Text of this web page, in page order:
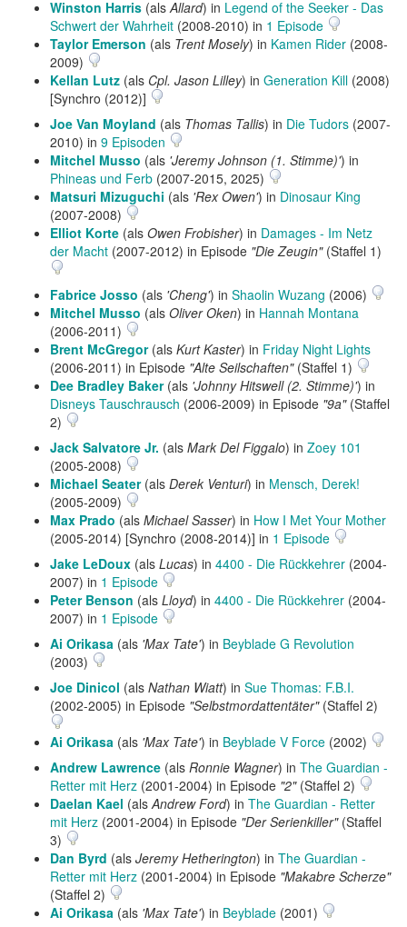
Winston Harris (als Allard) in Legend of the Seeker - Das
Schwert der Wahrheit (2008-2010) in 1 Episode
Taylor Emerson (als Trent Mosely) in Kamen Rider (2008-
2009)
Kellan Lutz (als Cpl. Jason Lilley) in Generation Kill (2008)
[Synchro (2012)]
Joe Van Moyland (als Thomas Tallis) in Die Tudors (2007-
2010) in 9 Episoden
Mitchel Musso (als 'Jeremy Johnson (1. Stimme)') in
Phineas und Ferb (2007-2015, 2025)
Matsuri Mizuguchi (als 'Rex Owen') in Dinosaur King
(2007-2008)
Elliot Korte (als Owen Frobisher) in Damages - Im Netz
der Macht (2007-2012) in Episode "Die Zeugin"(Staffel 1)
Fabrice Josso (als 'Cheng') in Shaolin Wuzang (2006)
Mitchel Musso (als Oliver Oken) in Hannah Montana
(2006-2011)
Brent McGregor(als Kurt Kaster) in Friday Night Lights
(2006-2011) in Episode "Alte Seilschaften"(Staffel 1)
Dee Bradley Baker(als 'Johnny Hitswell (2. Stimme)') in
Disneys Tauschrausch (2006-2009) in Episode "9a"(Staffel
2)
Jack Salvatore Jr. (als Mark Del Figgalo) in Zoey 101
(2005-2008)
Michael Seater(als Derek Venturi) in Mensch, Derek!
(2005-2009)
Max Prado (als Michael Sasser) in How I Met Your Mother
(2005-2014) [Synchro (2008-2014)] in 1 Episode
Jake LeDoux (als Lucas) in 4400 - Die Rückkehrer (2004-
2007) in 1 Episode
Peter Benson (als Lloyd) in 4400 - Die Rückkehrer (2004-
2007) in 1 Episode
Ai Orikasa (als 'Max Tate') in Beyblade G Revolution
(2003)
Joe Dinicol (als Nathan Wiatt) in Sue Thomas: F.B.I.
(2002-2005) in Episode "Selbstmordattentäter"(Staffel 2)
Ai Orikasa (als 'Max Tate') in Beyblade V Force (2002)
Andrew Lawrence (als Ronnie Wagner) in The Guardian -
Retter mit Herz (2001-2004) in Episode "2"(Staffel 2)
Daelan Kael (als Andrew Ford) in The Guardian - Retter
mit Herz (2001-2004) in Episode "Der Serienkiller"(Staffel
3)
Dan Byrd (als Jeremy Hetherington) in The Guardian -
Retter mit Herz (2001-2004) in Episode "Makabre Scherze"
(Staffel 2)
Ai Orikasa (als 'Max Tate') in Beyblade (2001)